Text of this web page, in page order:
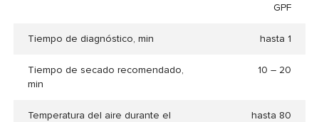
GPF
Tiempo de diagnóstico, min hasta 1
Tiempo de secado recomendado,
min
10 – 20
Temperatura del aire durante el
hasta 80